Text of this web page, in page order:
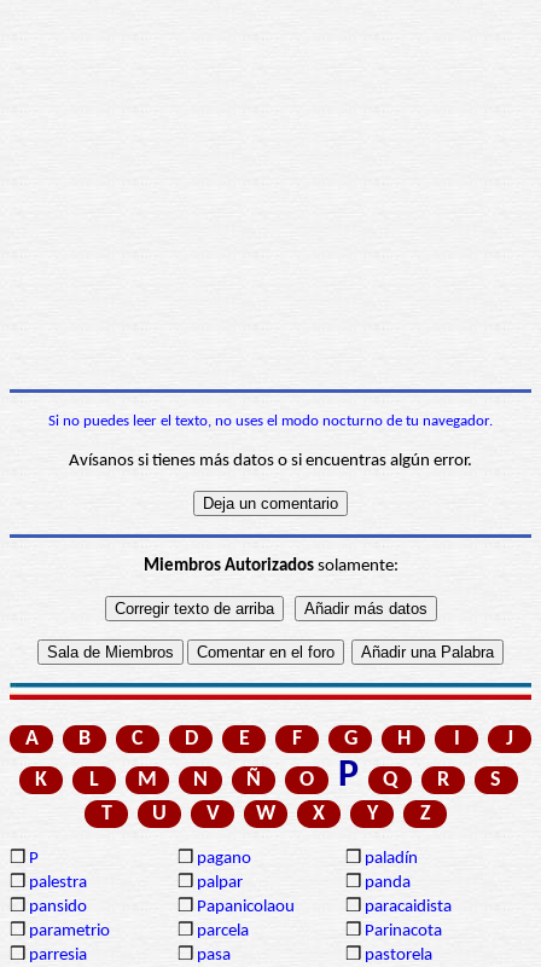
Si no puedes leer el texto, no uses el modo nocturno de tu navegador.
Avísanos si tienes más datos o si encuentras algún error.
Miembros Autorizadossolamente:
A B C D E F G H I
J
K
L M N Ñ O P Q R
S
T
U V W X Y Z
❒ P ❒ pagano ❒ paladín
❒ palestra ❒ palpar ❒ panda
❒ pansido ❒ Papanicolaou ❒ paracaidista
❒ parametrio ❒ parcela ❒ Parinacota
❒ parresia ❒ pasa ❒ pastorela